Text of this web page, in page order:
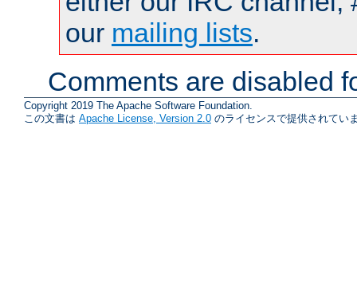
our mailing lists.
Comments are disabled
Copyright 2019 The Apache Software Foundation.
この文書は Apache License, Version 2.0 のライセンスで提供されてい